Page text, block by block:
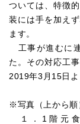
ついては、特徴
装には手を加え
ます。
工事が進むに
た。その対応工
2019年3月15日よ
※写真（上から順
１．1階元食